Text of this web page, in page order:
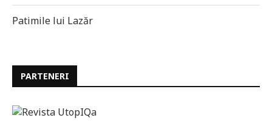
Patimile lui Lazăr
PARTENERI